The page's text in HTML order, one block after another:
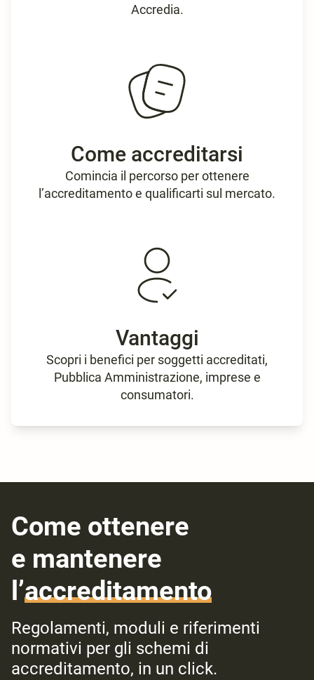
Accredia.
Come accreditarsi
Comincia il percorso per ottenere
l’accreditamento e qualificarti sul mercato.
Vantaggi
Scopri i benefici per soggetti accreditati,
Pubblica Amministrazione, imprese e
consumatori.
Come ottenere
e mantenere
l’accreditamento
Regolamenti, moduli e riferimenti
normativi per gli schemi di
accreditamento, in un click.